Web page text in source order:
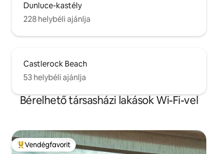
Dunluce-kastély
228 helybéli ajánlja
Castlerock Beach
53 helybéli ajánlja
Bérelhető társasházi lakások Wi-Fi-vel
Kiemelt vendégfavorit
Vendégfavorit